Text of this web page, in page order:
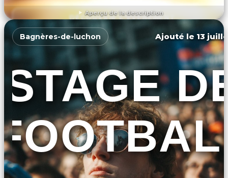
Aperçu de la description
DÉCOUVRIR L'ÉVÉNEMENT
Bagnères-de-luchon Ajouté le 13
STAGE